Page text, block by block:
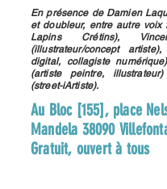
En présence de Damien
et doubleur, entre autre voix
Lapins Crétins),
(illustrateur/concept
digital, collagiste
(artiste peintre,
(street-iArtiste).
Au Bloc [155], place
Mandela 38090
Gratuit, ouvert à tous